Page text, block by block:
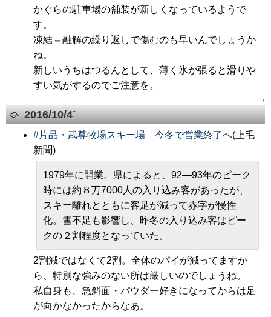
かぐらの駐車場の舗装が新しくなっているようで
す。
凍結⇔融解の繰り返しで傷むのも早いんでしょうか
ね。
新しいうちはつるんとして、薄く氷が張ると滑りや
すい気がするのでご注意を。
↑
2016/10/4†
#片品・武尊牧場スキー場 今冬で営業終了へ(上毛
新聞)
1979年に開業。県によると、92―93年のピーク
時には約８万7000人の入り込み客があったが、
スキー離れとともに客足が減って赤字が慢性
化。雪不足も影響し、昨冬の入り込み客はピー
クの２割程度となっていた。
2割減ではなくて2割。全体のパイが減ってますか
ら、特別な強みのない所は厳しいのでしょうね。
私自身も、急斜面・パウダー好きになってからは足
が向かなかったからなあ。